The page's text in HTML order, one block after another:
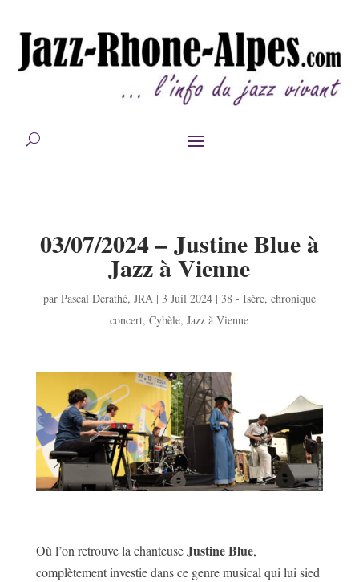
03/07/2024 – Justine Blue à
Jazz à Vienne
par Pascal Derathé, JRA| 3 Juil 2024| 38 - Isère, chronique
concert,Cybèle,Jazz à Vienne
Où l’on retrouve la chanteuseJustine Blue,
complètement investie dans ce genre musical qui lui sied